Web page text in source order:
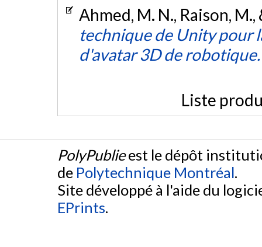
Ahmed, M. N., Raison,
technique de Unity pour
d'avatar 3D de
Liste
PolyPublieest le dépôt
de Polytechnique Montréal.
Site développé à l'aide du
EPrints.